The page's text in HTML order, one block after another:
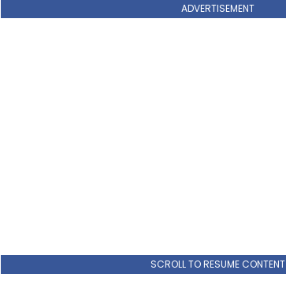
ADVERTISEMENT
SCROLL TO RESUME CONTENT